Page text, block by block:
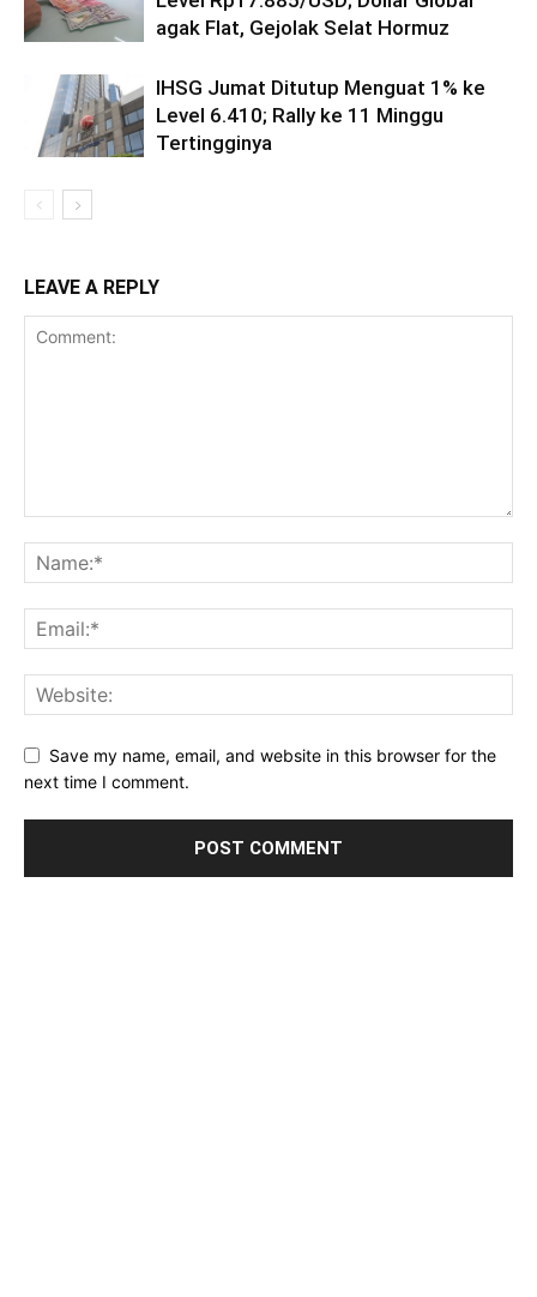
agak Flat, Gejolak Selat Hormuz
IHSG Jumat Ditutup Menguat 1% ke
Level 6.410; Rally ke 11 Minggu
Tertingginya
LEAVE A REPLY
Save my name, email, and website in this browser for the
next time I comment.